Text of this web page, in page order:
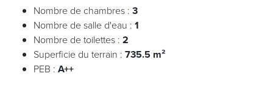
Nombre de chambres : 3
Nombre de salle d'eau : 1
Nombre de toilettes : 2
Superficie du terrain : 735.5 m²
PEB : A++